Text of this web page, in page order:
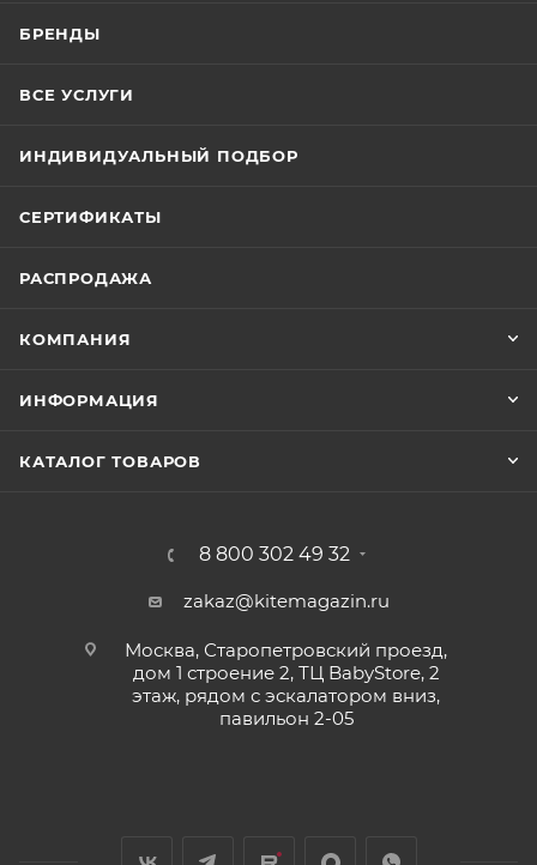
БРЕНДЫ
ВСЕ УСЛУГИ
ИНДИВИДУАЛЬНЫЙ ПОДБОР
СЕРТИФИКАТЫ
РАСПРОДАЖА
КОМПАНИЯ
ИНФОРМАЦИЯ
КАТАЛОГ ТОВАРОВ
8 800 302 49 32
zakaz@kitemagazin.ru
Москва, Старопетровский проезд,
дом 1 строение 2, ТЦ BabyStore, 2
этаж, рядом с эскалатором вниз,
павильон 2-05